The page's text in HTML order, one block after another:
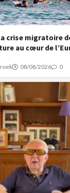
crise migratoire
au cœur de
08/08/2026 0